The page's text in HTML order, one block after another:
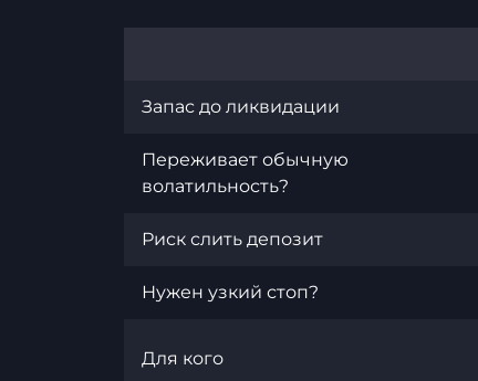
Запас до ликвидации
Переживает обычную
волатильность?
Риск слить депозит
Нужен узкий стоп?
Для кого